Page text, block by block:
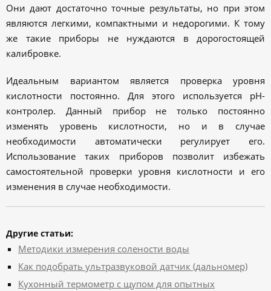
Они дают достаточно точные результаты, но при этом
являются легкими, компактными и недорогими. К тому
же такие приборы не нуждаются в дорогостоящей
калибровке.
Идеальным вариантом является проверка уровня
кислотности постоянно. Для этого используется pH-
контролер. Данный прибор не только постоянно
изменять уровень кислотности, но и в случае
необходимости автоматически регулирует его.
Использование таких приборов позволит избежать
самостоятельной проверки уровня кислотности и его
изменения в случае необходимости.
Другие статьи:
Методики измерения солености воды
Как подобрать ультразвуковой датчик (дальномер)
Кухонный термометр с щупом для опытных